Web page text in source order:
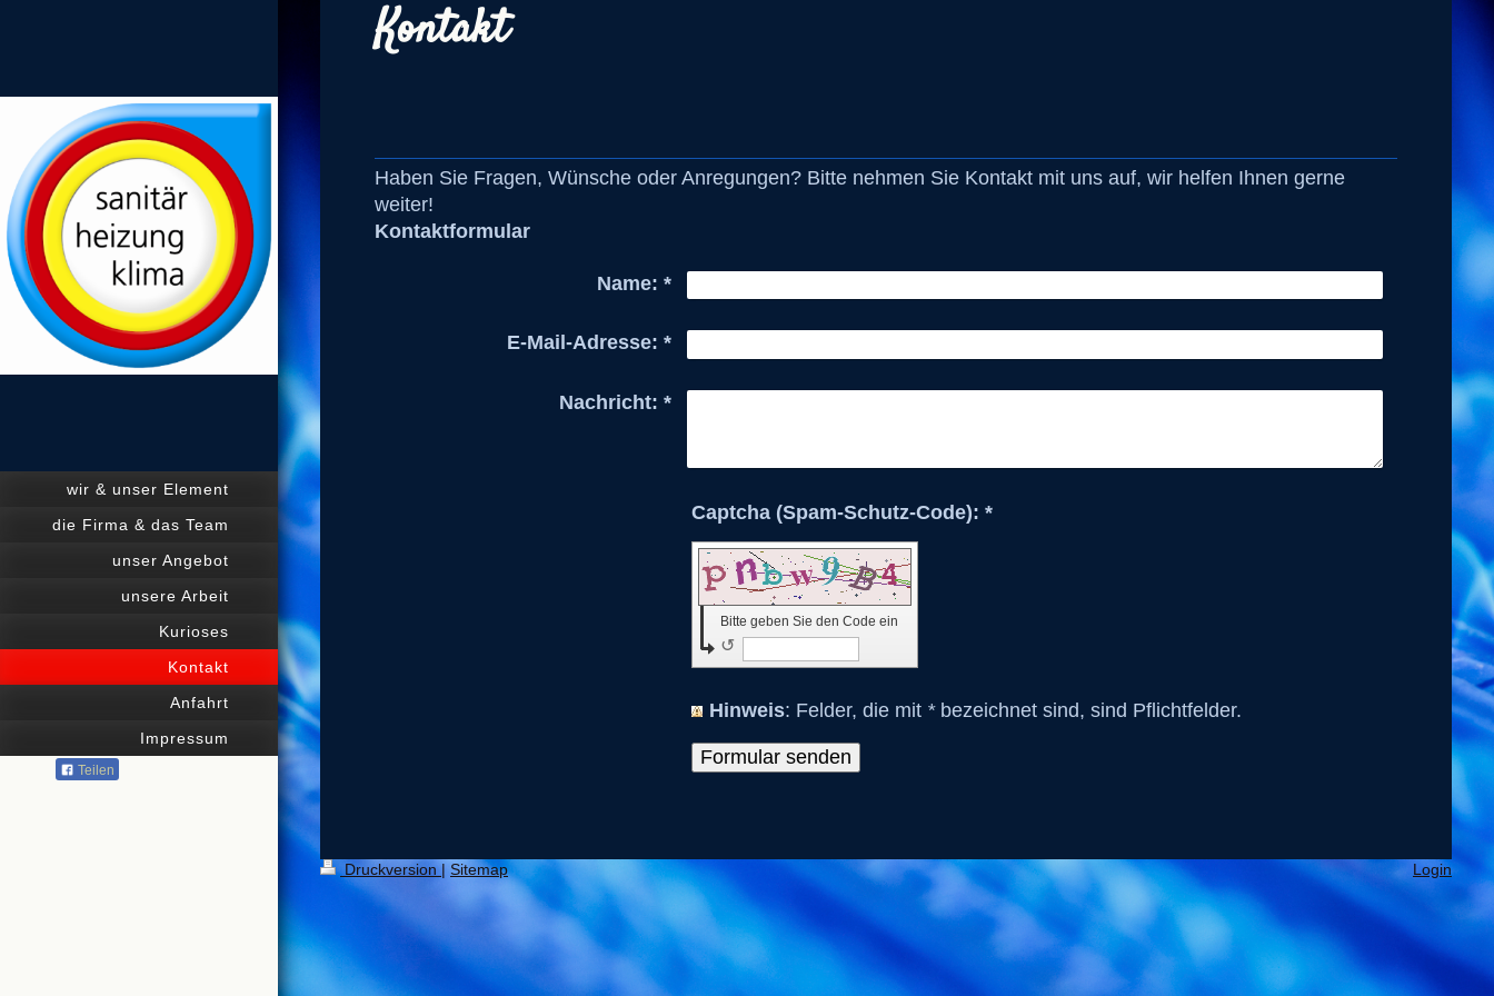
wir & unser Element
die Firma & das Team
unser Angebot
unsere Arbeit
Kurioses
Kontakt
Anfahrt
Impressum
Teilen
Kontakt
Haben Sie Fragen, Wünsche oder Anregungen? Bitte nehmen Sie Kontakt mit uns auf, wir helfen Ihnen gerne
weiter!
Kontaktformular
Name: *
E-Mail-Adresse: *
Nachricht: *
Captcha (Spam-Schutz-Code): *
Bitte geben Sie den Code ein
↺
Hinweis : Felder, die mit *bezeichnet sind, sind Pflichtfelder.
Druckversion | Sitemap Login